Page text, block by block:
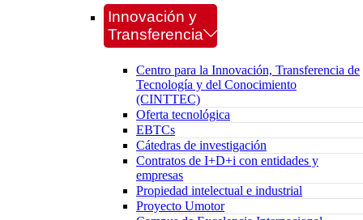
Innovación y
Transferencia
Centro para la Innovación, Transferencia de
Tecnología y del Conocimiento
(CINTTEC)
Oferta tecnológica
EBTCs
Cátedras de investigación
Contratos de I+D+i con entidades y
empresas
Propiedad intelectual e industrial
Proyecto Umotor